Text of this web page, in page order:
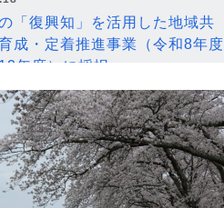
「復興知」を活用した地域共
成・定着推進事業（令和8年度
年度）に採択